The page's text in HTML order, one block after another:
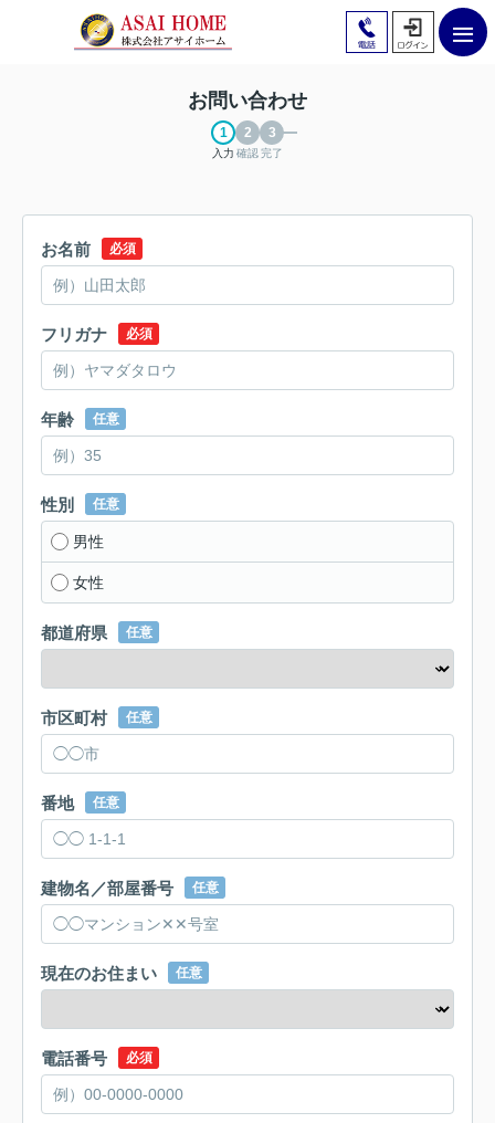
お問い合わせ
入力 確認完了
お名前 必須
フリガナ 必須
年齢 任意
性別 任意
男性
女性
都道府県 任意
市区町村 任意
番地 任意
建物名／部屋番号 任意
現在のお住まい 任意
電話番号 必須